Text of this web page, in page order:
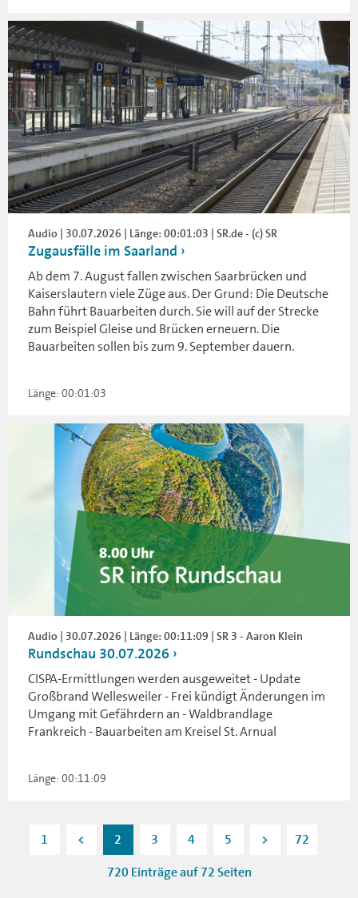
Audio | 30.07.2026 | Länge: 00:01:03 | SR.de - (c) SR
Zugausfälle im Saarland
Ab dem 7. August fallen zwischen Saarbrücken und
Kaiserslautern viele Züge aus. Der Grund: Die Deutsche
Bahn führt Bauarbeiten durch. Sie will auf der Strecke
zum Beispiel Gleise und Brücken erneuern. Die
Bauarbeiten sollen bis zum 9. September dauern.
Länge: 00:01:03
Audio | 30.07.2026 | Länge: 00:11:09 | SR 3 - Aaron Klein
Rundschau 30.07.2026
CISPA-Ermittlungen werden ausgeweitet - Update
Großbrand Wellesweiler - Frei kündigt Änderungen im
Umgang mit Gefährdern an - Waldbrandlage
Frankreich - Bauarbeiten am Kreisel St. Arnual
Länge: 00:11:09
1 < 2 3 4 5 > 72
720 Einträge auf 72 Seiten